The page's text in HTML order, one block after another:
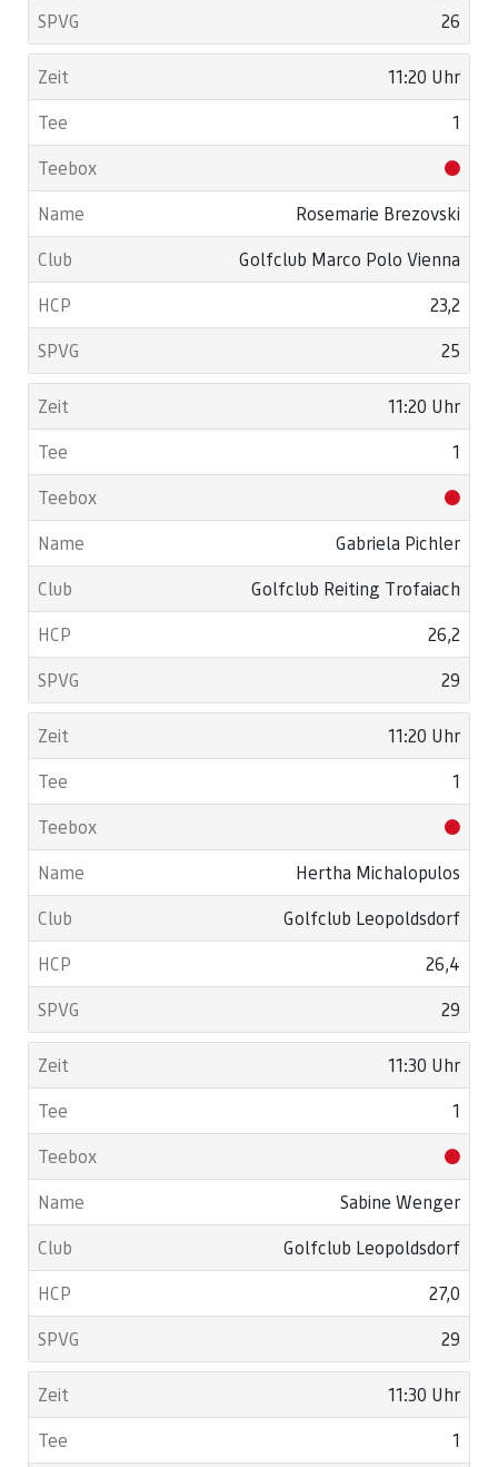
26
11:20 Uhr
1
Rosemarie Brezovski
Golfclub Marco Polo Vienna
23,2
25
11:20 Uhr
1
Gabriela Pichler
Golfclub Reiting Trofaiach
26,2
29
11:20 Uhr
1
Hertha Michalopulos
Golfclub Leopoldsdorf
26,4
29
11:30 Uhr
1
Sabine Wenger
Golfclub Leopoldsdorf
27,0
29
11:30 Uhr
1